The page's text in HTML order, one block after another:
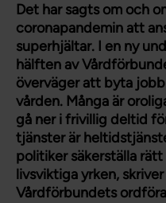
Det har sagts om och
coronapandemin att
superhjältar. I en ny
hälften av
överväger att byta
vården. Många är
gå ner i frivillig deltid
tjänster är
politiker säkerställa
livsviktiga yrken,
Vårdförbundets